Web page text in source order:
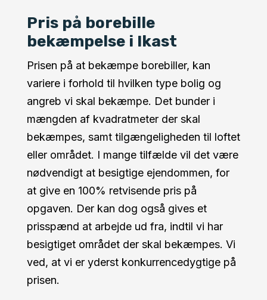
Pris på borebille
bekæmpelse i Ikast
Prisen på at bekæmpe borebiller, kan
variere i forhold til hvilken type bolig og
angreb vi skal bekæmpe. Det bunder i
mængden af kvadratmeter der skal
bekæmpes, samt tilgængeligheden til loftet
eller området. I mange tilfælde vil det være
nødvendigt at besigtige ejendommen, for
at give en 100% retvisende pris på
opgaven. Der kan dog også gives et
prisspænd at arbejde ud fra, indtil vi har
besigtiget området der skal bekæmpes. Vi
ved, at vi er yderst konkurrencedygtige på
prisen.